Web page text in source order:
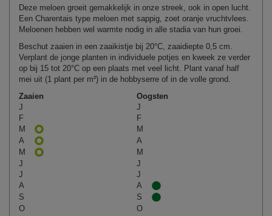
Deze meloen groeit gemakkelijk in onze streek, ook in open lucht.
Een Charentais type meloen met sappig, zoet oranje vruchtvlees.
Meloenen hebben wel warmte nodig in alle stadia van hun groei.
Beschut zaaien in een zaaikistje bij 20°C, zaaidiepte 0,5 cm.
Verplant de jonge planten in individuele potjes en kweek ze verder
op bij 15 tot 20°C op een plaats met veel licht. Plant vanaf half
mei uit (1 plant per m²) in de hobbyserre of in de volle grond.
Zaaien
Oogsten
J
J
F
F
M
M
A
A
M
M
J
J
J
J
A
A
S
S
O
O